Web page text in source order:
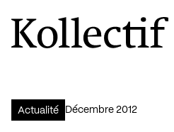
Aller à la page d'accueil
Logo Kollectif
Actualité décembre 2012